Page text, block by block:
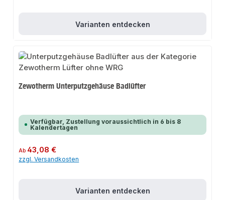
Varianten entdecken
Zewotherm Unterputzgehäuse Badlüfter
Verfügbar, Zustellung voraussichtlich in 6 bis 8
Kalendertagen
Regulärer Preis:
Ab 43,08 €
zzgl. Versandkosten
Varianten entdecken